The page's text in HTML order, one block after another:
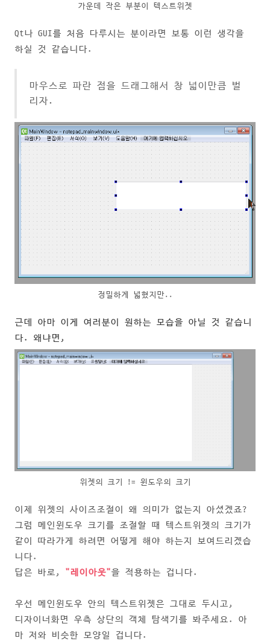
가운데 작은 부분이 텍스트위젯
Qt나 GUI를 처음 다루시는 분이라면 보통 이런 생각을
하실 것 같습니다.
마우스로 파란 점을 드래그해서 창 넓이만큼 벌
리자.
정밀하게 넓혔지만..
근데 아마 이게 여러분이 원하는 모습을 아닐 것 같습니
다. 왜냐면,
위젯의 크기 != 윈도우의 크기
이제 위젯의 사이즈조절이 왜 의미가 없는지 아셨겠죠?
그럼 메인윈도우 크기를 조절할 때 텍스트위젯의 크기가
같이 따라가게 하려면 어떻게 해야 하는지 보여드리겠습
니다.
답은 바로, "레이아웃"을 적용하는 겁니다.
우선 메인윈도우 안의 텍스트위젯은 그대로 두시고,
디자이너화면 우측 상단의 객체 탐색기를 봐주세요. 아
마 저와 비슷한 모양일 겁니다.